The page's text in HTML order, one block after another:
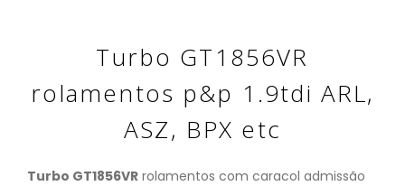
Turbo GT1856VR
rolamentos p&p 1.9tdi ARL,
ASZ, BPX etc
Turbo GT1856VR rolamentos com caracol admissão